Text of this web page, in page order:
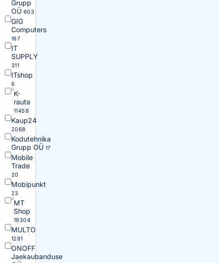
Grupp
OÜ 603
GIG
Computers
187
IT
SUPPLY
311
ITshop
6
K-
rauta
11458
Kaup24
2068
Kodutehnika
Grupp OÜ 17
Mobile
Trade
20
Mobipunkt
23
MT
Shop
19304
MULTO
1281
ONOFF
Jaekaubanduse